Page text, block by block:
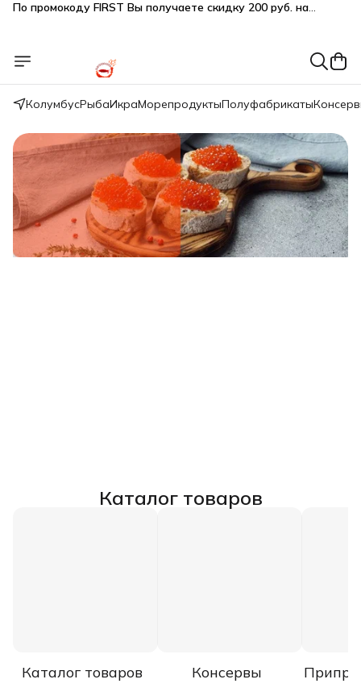
при оплате наличными
🎁 Бесплатная доставка при заказе от 5 000 руб.
КолумбусРыбаИкраМорепродуктыПолуфабрикаты
Каталог товаров
Каталог товаров Консервы